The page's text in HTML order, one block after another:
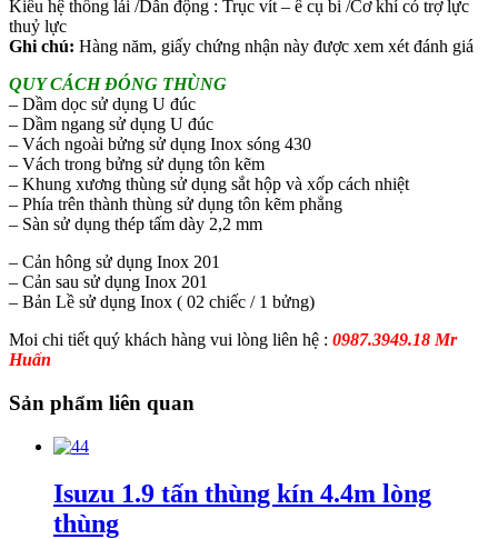
Kiểu hệ thống lái /Dẫn động : Trục vít – ê cụ bi /Cơ khí có trợ lực
thuỷ lực
Ghi chú: Hàng năm, giấy chứng nhận này được xem xét đánh giá
QUY CÁCH ĐÓNG THÙNG
– Dầm dọc sử dụng U đúc
– Dầm ngang sử dụng U đúc
– Vách ngoài bửng sử dụng Inox sóng 430
– Vách trong bửng sử dụng tôn kẽm
– Khung xương thùng sử dụng sắt hộp và xốp cách nhiệt
– Phía trên thành thùng sử dụng tôn kẽm phẳng
– Sàn sử dụng thép tấm dày 2,2 mm
– Cản hông sử dụng Inox 201
– Cản sau sử dụng Inox 201
– Bản Lề sử dụng Inox ( 02 chiếc / 1 bửng)
Moi chi tiết quý khách hàng vui lòng liên hệ : 0987.3949.18 Mr
Huấn
Sản phẩm liên quan
Isuzu 1.9 tấn thùng kín 4.4m lòng
thùng